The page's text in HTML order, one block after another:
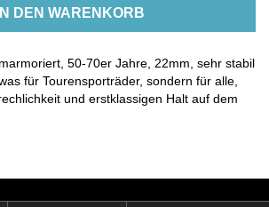
IN DEN WARENKORB
50-70er Jahre, 22mm, sehr stabil
für Tourensporträder, sondern für alle,
und erstklassigen Halt auf dem